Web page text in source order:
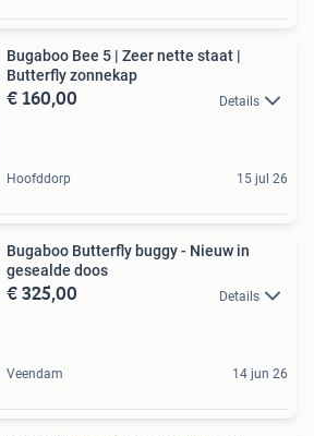
Bugaboo Bee 5 | Zeer nette staat |
Butterfly zonnekap
€ 160,00 Details
Hoofddorp 15 jul 26
Bugaboo Butterfly buggy - Nieuw in
gesealde doos
€ 325,00 Details
Veendam 14 jun 26